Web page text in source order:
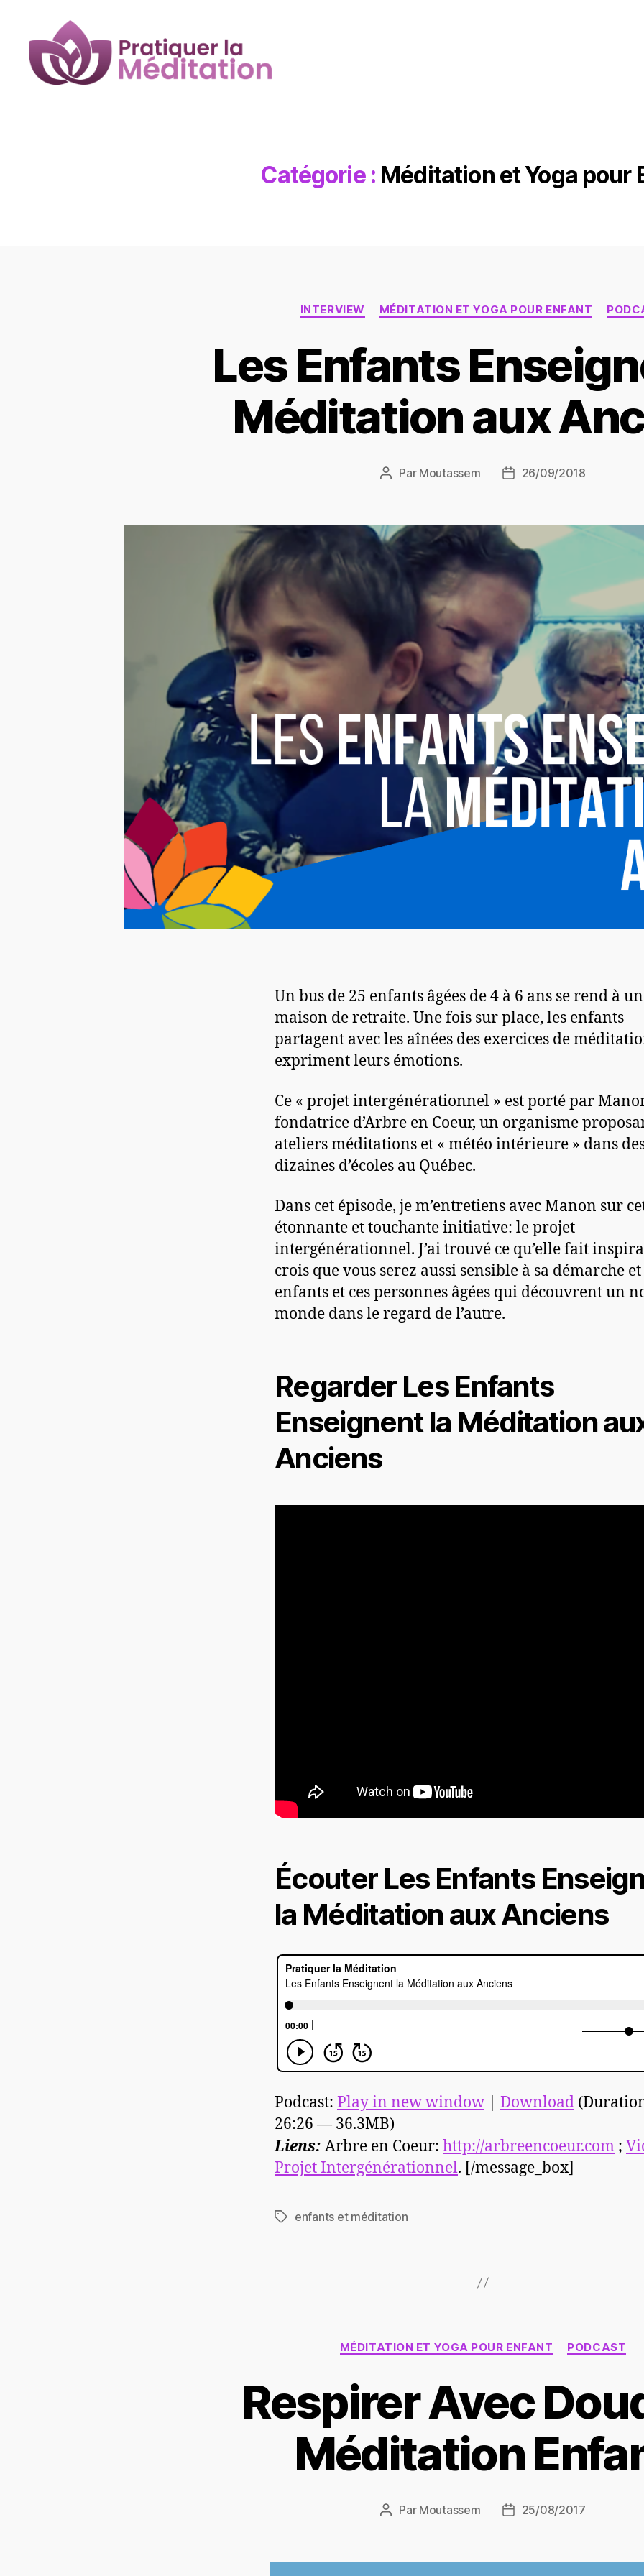
Catégorie : Méditation et Yoga pour
Catégories
INTERVIEW MÉDITATION ET YOGA POUR ENFANT
Les Enfants
Méditation aux
Auteur
Par Moutassem
Date26/09/2018
Un bus de 25 enfants âgées de 4 à 6 ans se rend à
maison de retraite. Une fois sur place, les enfants
partagent avec les aînées des exercices de
expriment leurs émotions.
Ce « projet intergénérationnel » est porté par
fondatrice d’Arbre en Coeur, un organisme
ateliers méditations et « météo intérieure » dans
dizaines d’écoles au Québec.
Dans cet épisode, je m’entretiens avec Manon sur
étonnante et touchante initiative: le projet
intergénérationnel. J’ai trouvé ce qu’elle fait
crois que vous serez aussi sensible à sa démarche et
enfants et ces personnes âgées qui découvrent un
monde dans le regard de l’autre.
Regarder Les Enfants
Enseignent la Méditation
Anciens
Écouter Les Enfants
la Méditation aux Anciens
Podcast: Play in new window Download
26:26 — 36.3MB)
Liens: Arbre en Coeur: http://arbreencoeur.com ;
Projet Intergénérationnel. [/message_box]
Étiquettes
enfants et méditation
Catégories
MÉDITATION ET YOGA POUR ENFANT PODCAST
Respirer Avec
Méditation
Auteur
Par Moutassem
Date25/08/2017